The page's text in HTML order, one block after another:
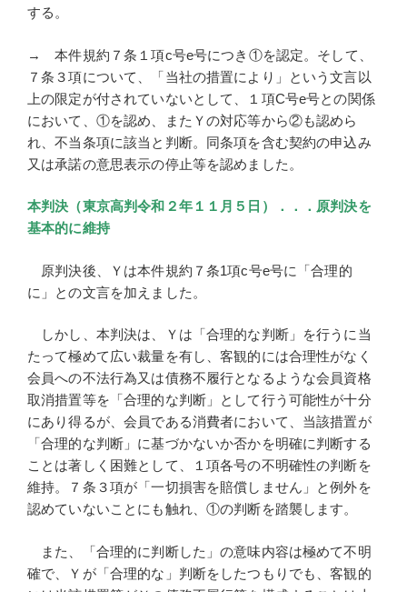
する。
→ 本件規約７条１項c号e号につき①を認定。そして、
７条３項について、「当社の措置により」という文言以
上の限定が付されていないとして、１項C号e号との関係
において、①を認め、またＹの対応等から②も認めら
れ、不当条項に該当と判断。同条項を含む契約の申込み
又は承諾の意思表示の停止等を認めました。
本判決（東京高判令和２年１１月５日）．．．原判決を
基本的に維持
原判決後、Ｙは本件規約７条1項c号e号に「合理的
に」との文言を加えました。
しかし、本判決は、Ｙは「合理的な判断」を行うに当
たって極めて広い裁量を有し、客観的には合理性がなく
会員への不法行為又は債務不履行となるような会員資格
取消措置等を「合理的な判断」として行う可能性が十分
にあり得るが、会員である消費者において、当該措置が
「合理的な判断」に基づかないか否かを明確に判断する
ことは著しく困難として、１項各号の不明確性の判断を
維持。７条３項が「一切損害を賠償しません」と例外を
認めていないことにも触れ、①の判断を踏襲します。
また、「合理的に判断した」の意味内容は極めて不明
確で、Ｙが「合理的な」判断をしたつもりでも、客観的